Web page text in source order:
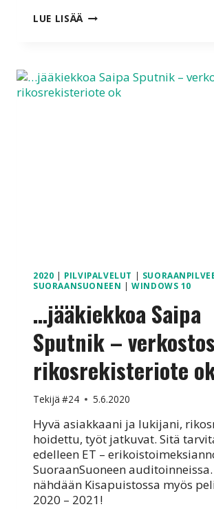
LUE LISÄÄ WWW-
VASTATAAN
ERI
SÄHKÖPOSTILLA?
2020 | PILVIPALVELUT |
SUORAANSUONEEN |WINDOWS 10
…jääkiekkoa Saipa
Sputnik –
rikosrekisteriote
Tekijä #24 5.6.2020
Hyvä asiakkaani ja lukijani,
hoidettu, työt jatkuvat. Sitä
edelleen ET –
SuoraanSuoneen auditoinneissa.
nähdään Kisapuistossa myös
2020 – 2021!